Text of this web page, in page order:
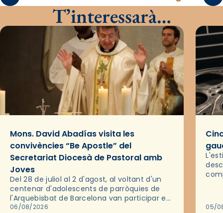
T’interessarà…
Mons. David Abadías visita les
convivències “Be Apostle” del
Secretariat Diocesà de Pastoral amb
Joves
Del 28 de juliol al 2 d'agost, al voltant d'un
centenar d'adolescents de parròquies de
l'Arquebisbat de Barcelona van participar en
les convivències Be Apostle, organitzades
06/08/2026 05/